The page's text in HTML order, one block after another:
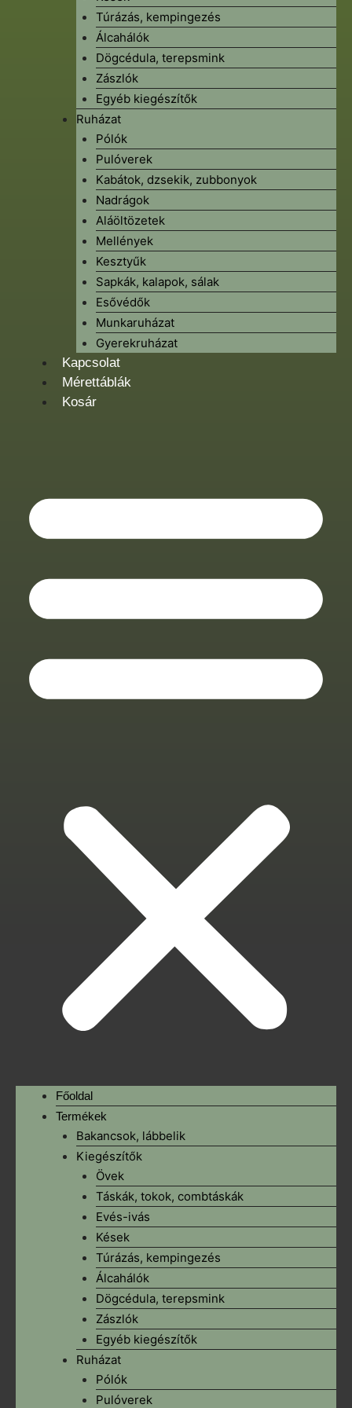
Túrázás, kempingezés
Álcahálók
Dögcédula, terepsmink
Zászlók
Egyéb kiegészítők
Ruházat
Pólók
Pulóverek
Kabátok, dzsekik, zubbonyok
Nadrágok
Aláöltözetek
Mellények
Kesztyűk
Sapkák, kalapok, sálak
Esővédők
Munkaruházat
Gyerekruházat
Kapcsolat
Mérettáblák
Kosár
Főoldal
Termékek
Bakancsok, lábbelik
Kiegészítők
Övek
Táskák, tokok, combtáskák
Evés-ivás
Kések
Túrázás, kempingezés
Álcahálók
Dögcédula, terepsmink
Zászlók
Egyéb kiegészítők
Ruházat
Pólók
Pulóverek